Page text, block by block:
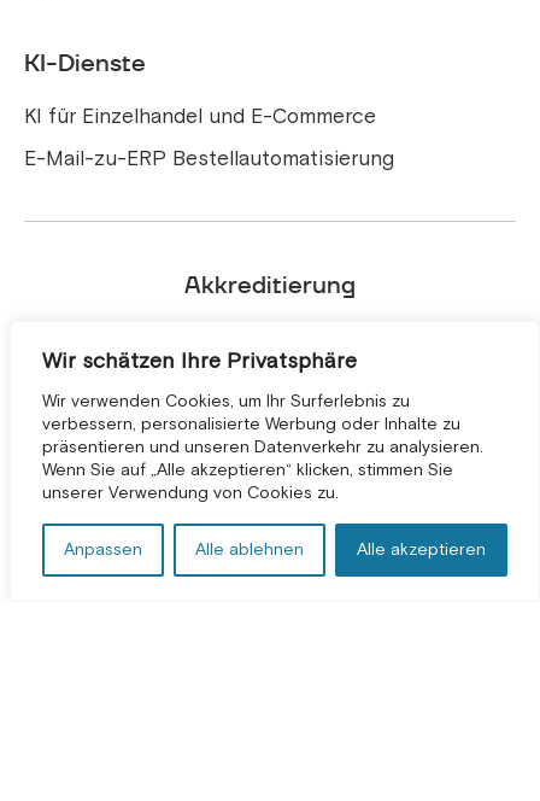
Wir schätzen Ihre Privatsphäre
Wir verwenden Cookies, um Ihr Surferlebnis zu
verbessern, personalisierte Werbung oder Inhalte zu
präsentieren und unseren Datenverkehr zu analysieren.
Wenn Sie auf „Alle akzeptieren“ klicken, stimmen Sie
unserer Verwendung von Cookies zu.
Anpassen Alle ablehnen Alle akzeptieren
KOSTENLOSE BERATUNG *
KI-Dienste
KI für Einzelhandel und E-Commerce
E-Mail-zu-ERP Bestellautomatisierung
Akkreditierung